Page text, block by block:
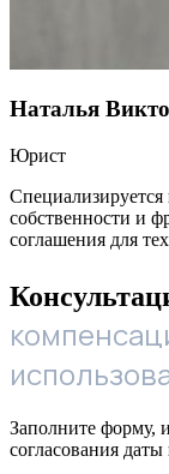
Наталья
Юрист
собственности и
соглашения для
Заполните форму,
согласования